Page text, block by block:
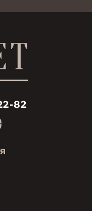
82